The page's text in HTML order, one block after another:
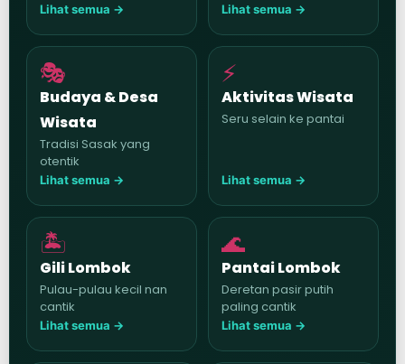
Lihat semua → Lihat semua →
🎭
Budaya & Desa
Wisata
Tradisi Sasak yang
otentik
Lihat semua →
⚡
Aktivitas Wisata
Seru selain ke pantai
Lihat semua →
🏝️
Gili Lombok
Pulau-pulau kecil nan
cantik
Lihat semua →
🌊
Pantai Lombok
Deretan pasir putih
paling cantik
Lihat semua →